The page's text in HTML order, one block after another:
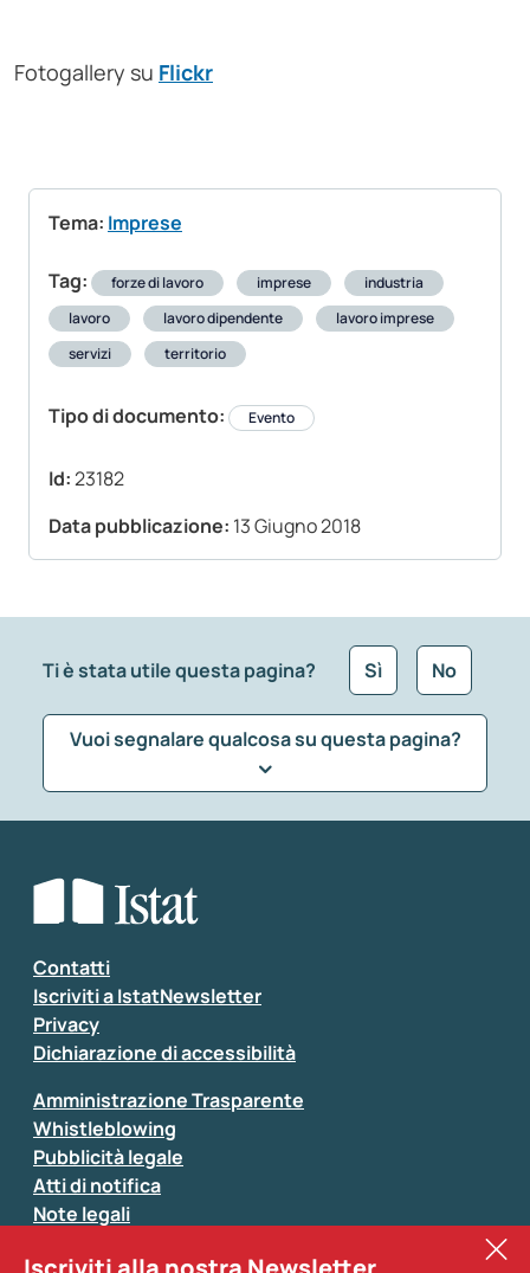
Tema: Imprese
Tag: forze di lavoro imprese
industria
lavoro
lavoro dipendente
lavoro imprese
servizi
territorio
Tipo di documento: Evento
Id:23182
Data pubblicazione: 13 Giugno 2018
Fotogallery su Flickr
Ti è stata utile questa pagina? Sì No
Vuoi segnalare qualcosa su questa pagina?
Seleziona la tipologia della segnalazione
Inserisci il tuo commento
Contatti
Iscriviti a IstatNewsletter
Privacy
Dichiarazione di accessibilità
Amministrazione Trasparente
Whistleblowing
Pubblicità legale
Atti di notifica
Note legali
Sistan